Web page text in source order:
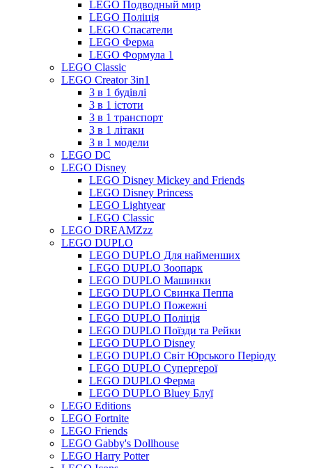
LEGO Подводный мир
LEGO Поліція
LEGO Спасатели
LEGO Ферма
LEGO Формула 1
LEGO Classic
LEGO Creator 3in1
3 в 1 будівлі
3 в 1 істоти
3 в 1 транспорт
3 в 1 літаки
3 в 1 модели
LEGO DC
LEGO Disney
LEGO Disney Mickey and Friends
LEGO Disney Princess
LEGO Lightyear
LEGO Classic
LEGO DREAMZzz
LEGO DUPLO
LEGO DUPLO Для найменших
LEGO DUPLO Зоопарк
LEGO DUPLO Машинки
LEGO DUPLO Свинка Пеппа
LEGO DUPLO Пожежні
LEGO DUPLO Поліція
LEGO DUPLO Поїзди та Рейки
LEGO DUPLO Disney
LEGO DUPLO Світ Юрського Періоду
LEGO DUPLO Супергерої
LEGO DUPLO Ферма
LEGO DUPLO Bluey Блуї
LEGO Editions
LEGO Fortnite
LEGO Friends
LEGO Gabby's Dollhouse
LEGO Harry Potter